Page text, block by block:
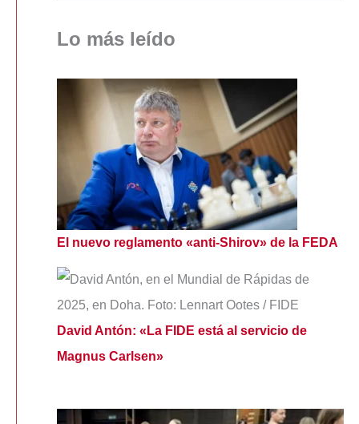
Lo más leído
El nuevo reglamento «anti-Shirov» de la FEDA
David Antón: «La FIDE está al servicio de
Magnus Carlsen»